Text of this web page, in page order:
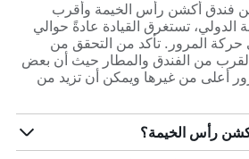
33.4 كم بين فندق أكشن رأس الخيمة وأقرب
تستغرق القيادة عادةً حوالي
حركة المرور. تأكد من التحقق من
من الفندق والمطار حيث أن بعض
أعلى من غيرها ويمكن أن تزيد من
رأس الخيمة؟